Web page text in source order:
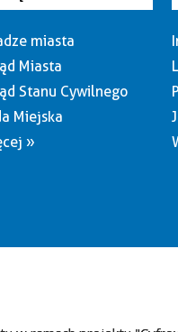
miasta
Miasta
Stanu Cywilnego
Miejska
»